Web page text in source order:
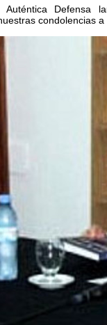
Auténtica Defensa
condolencias a